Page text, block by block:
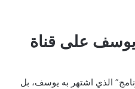
يوسف على قناة
الذي اشتهر به يوسف، بل